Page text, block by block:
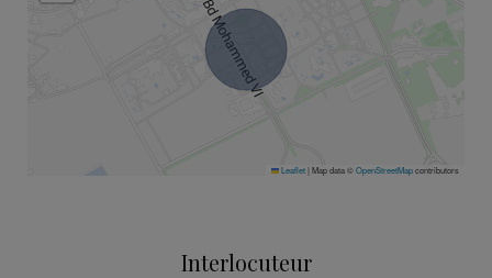
Leaflet| Map data ©OpenStreetMapcontributors
Interlocuteur